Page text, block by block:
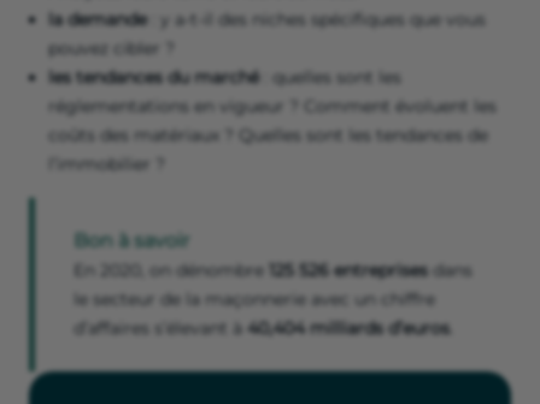
la demande: y a-t-il des niches spécifiques que vous
pouvez cibler ?
les tendances du marché : quelles sont les
réglementations en vigueur ? Comment évoluent les
coûts des matériaux ? Quelles sont les tendances de
l’immobilier ?
Bon à savoir
En 2020, on dénombre 125 526 entreprises dans
le secteur de la maçonnerie avec un chiffre
d’affaires s’élevant à 40,404 milliards d’euros.